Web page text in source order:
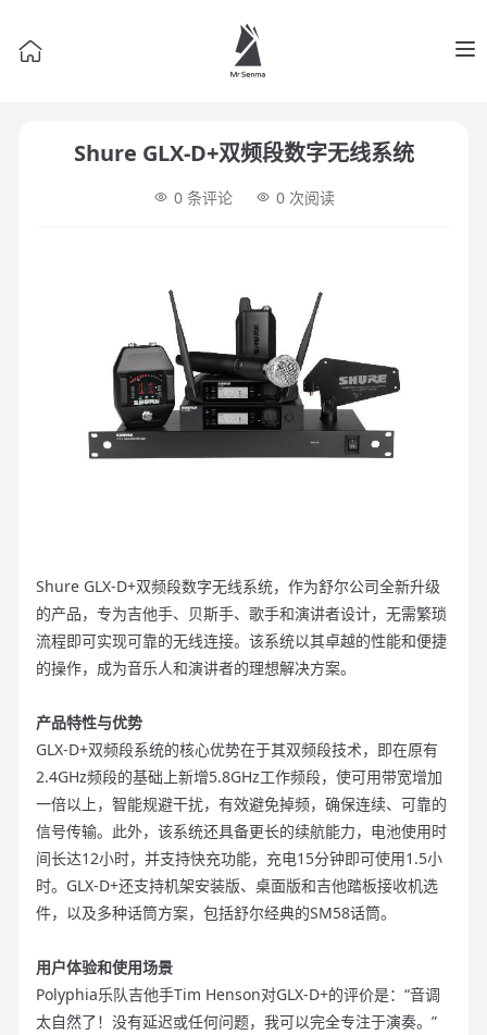
Shure GLX-D+双频段数字无线系统
0 条评论 0 次阅读
Shure GLX-D+双频段数字无线系统，作为舒尔公司全新升级
的产品，专为吉他手、贝斯手、歌手和演讲者设计，无需繁琐
流程即可实现可靠的无线连接。该系统以其卓越的性能和便捷
的操作，成为音乐人和演讲者的理想解决方案。
产品特性与优势
GLX-D+双频段系统的核心优势在于其双频段技术，即在原有
2.4GHz频段的基础上新增5.8GHz工作频段，使可用带宽增加
一倍以上，智能规避干扰，有效避免掉频，确保连续、可靠的
信号传输。此外，该系统还具备更长的续航能力，电池使用时
间长达12小时，并支持快充功能，充电15分钟即可使用1.5小
时。GLX-D+还支持机架安装版、桌面版和吉他踏板接收机选
件，以及多种话筒方案，包括舒尔经典的SM58话筒。
用户体验和使用场景
Polyphia乐队吉他手Tim Henson对GLX-D+的评价是：“音调
太自然了！没有延迟或任何问题，我可以完全专注于演奏。”